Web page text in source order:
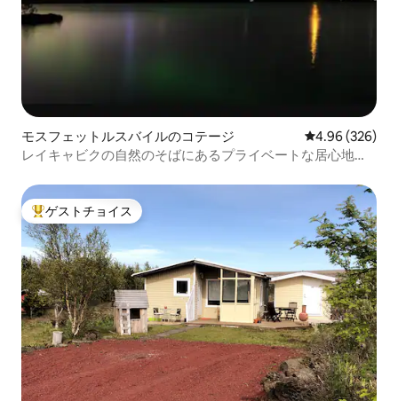
モスフェットルスバイルのコテージ レビュー326
4.96 (326)
レイキャビクの自然のそばにあるプライベートな居心地の
大好評のゲストチョイスです。
ゲストチョイス